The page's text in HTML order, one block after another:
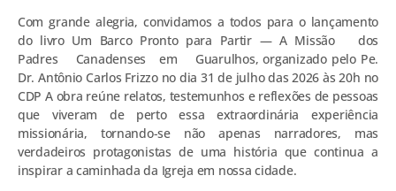
Com grande alegria, convidamos a todos para o lançamento
do livro Um Barco Pronto para Partir — A Missão dos
Padres Canadenses em Guarulhos, organizado pelo Pe.
Dr. Antônio Carlos Frizzo no dia 31 de julho das 2026 às 20h no
CDP A obra reúne relatos, testemunhos e reflexões de pessoas
que viveram de perto essa extraordinária experiência
missionária, tornando-se não apenas narradores, mas
verdadeiros protagonistas de uma história que continua a
inspirar a caminhada da Igreja em nossa cidade.